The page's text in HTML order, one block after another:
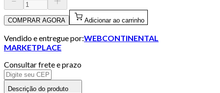
COMPRAR AGORA Adicionar ao carrinho
Vendido e entregue por:WEBCONTINENTAL
MARKETPLACE
Consultar frete e prazo
Descrição do produto